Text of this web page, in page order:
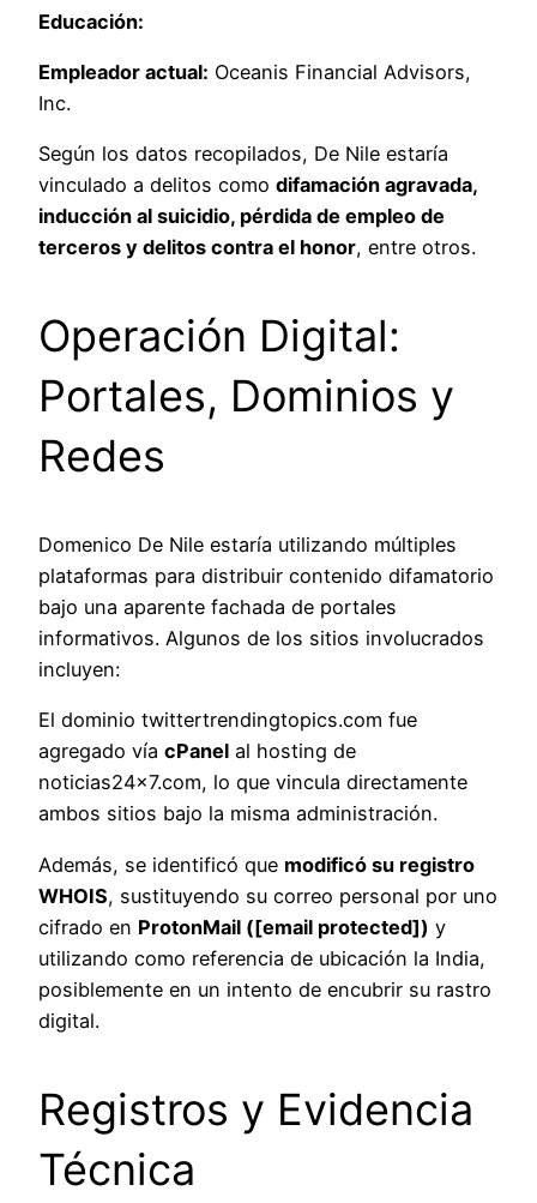
Educación:
Empleador actual: Oceanis Financial Advisors,
Inc.
Según los datos recopilados, De Nile estaría
vinculado a delitos como difamación agravada,
inducción al suicidio, pérdida de empleo de
terceros y delitos contra el honor, entre otros.
Operación Digital:
Portales, Dominios y
Redes
Domenico De Nile estaría utilizando múltiples
plataformas para distribuir contenido difamatorio
bajo una aparente fachada de portales
informativos. Algunos de los sitios involucrados
incluyen:
El dominio twittertrendingtopics.com fue
agregado vía cPanel al hosting de
noticias24x7.com, lo que vincula directamente
ambos sitios bajo la misma administración.
Además, se identificó que modificó su registro
WHOIS, sustituyendo su correo personal por uno
cifrado en ProtonMail ([email protected]) y
utilizando como referencia de ubicación la India,
posiblemente en un intento de encubrir su rastro
digital.
Registros y Evidencia
Técnica